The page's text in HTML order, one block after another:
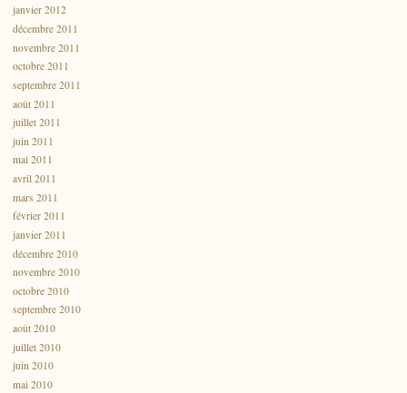
janvier 2012
décembre 2011
novembre 2011
octobre 2011
septembre 2011
août 2011
juillet 2011
juin 2011
mai 2011
avril 2011
mars 2011
février 2011
janvier 2011
décembre 2010
novembre 2010
octobre 2010
septembre 2010
août 2010
juillet 2010
juin 2010
mai 2010